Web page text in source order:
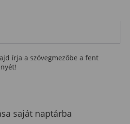
írja a szövegmezőbe a fent
saját naptárba